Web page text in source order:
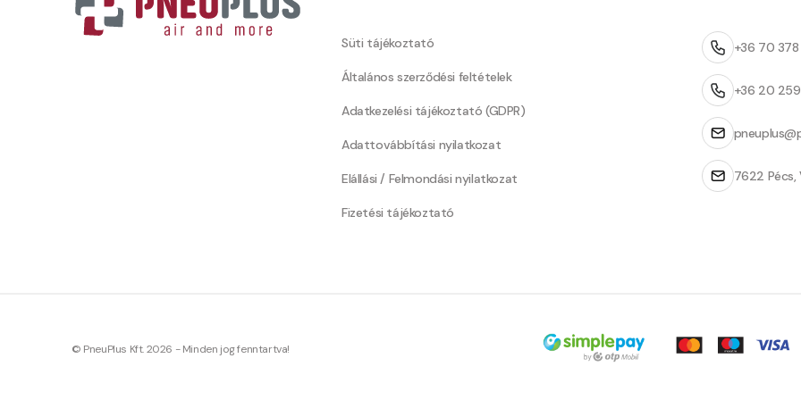
Süti tájékoztató
Általános szerződési feltételek
Adatkezelési tájékoztató (GDPR)
Adattovábbítási nyilatkozat
Elállási / Felmondási nyilatkozat
Fizetési tájékoztató
+36 70
+36 20
7622 Pécs,
© PneuPlus Kft. 2026 - Minden jog fenntartva!